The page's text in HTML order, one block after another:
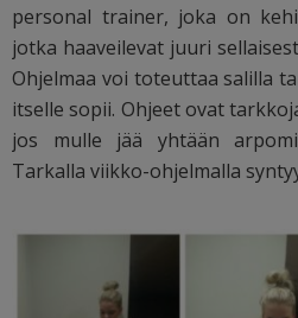
personal trainer, joka on
jotka haaveilevat juuri
Ohjelmaa voi toteuttaa salilla
itselle sopii. Ohjeet ovat
jos mulle jää yhtään
Tarkalla viikko-ohjelmalla